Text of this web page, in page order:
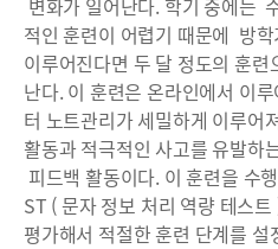
변화가 일어난다. 학기 중에는
적인 훈련이 어렵기 때문에 방
이루어진다면 두 달 정도의 훈
난다. 이 훈련은 온라인에서 이
터 노트관리가 세밀하게 이루어
활동과 적극적인 사고를 유발하
피드백 활동이다. 이 훈련을 수
ST ( 문자 정보 처리 역량 테스
평가해서 적절한 훈련 단계를 설